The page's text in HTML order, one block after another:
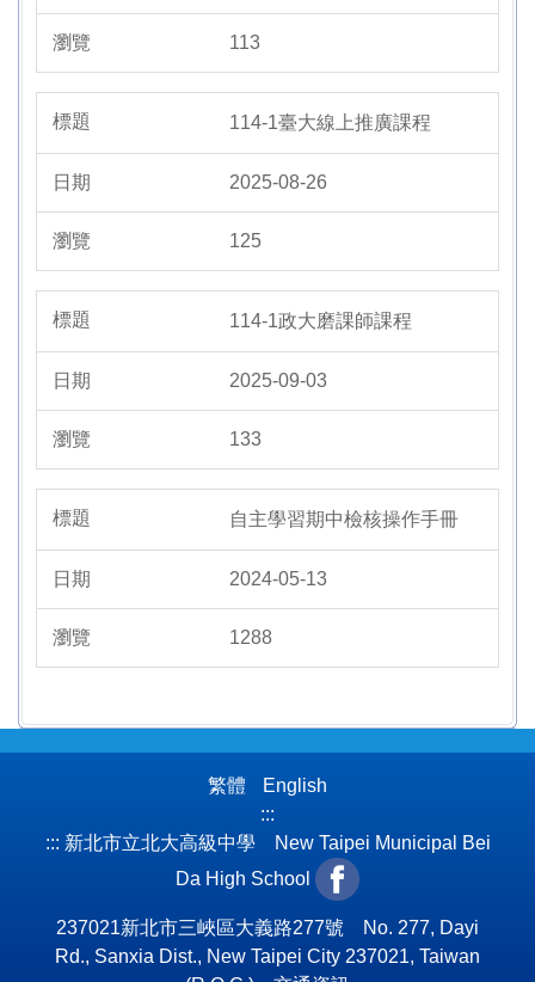
113
114-1臺大線上推廣課程
2025-08-26
125
114-1政大磨課師課程
2025-09-03
133
自主學習期中檢核操作手冊
2024-05-13
1288
繁體
English
:::
::: 新北市立北大高級中學 New Taipei Municipal Bei
Da High School
237021新北市三峽區大義路277號 No. 277, Dayi
Rd., Sanxia Dist., New Taipei City 237021, Taiwan